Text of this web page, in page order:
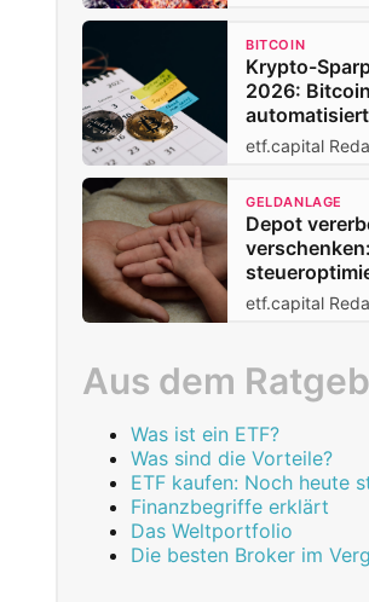
BITCOIN
Krypto-
2026:
etf.capital
GELDANLAGE
Depot
etf.capital
Aus dem
Was ist ein ETF?
Was sind die Vorteile?
ETF kaufen: Noch heute
Finanzbegriffe erklärt
Das Weltportfolio
Die besten Broker im